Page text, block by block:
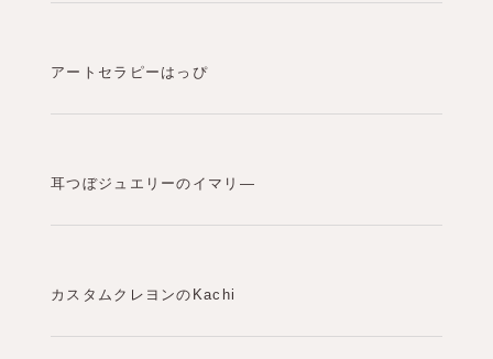
アートセラピーはっぴ
耳つぼジュエリーのイマリ―
カスタムクレヨンのKachi